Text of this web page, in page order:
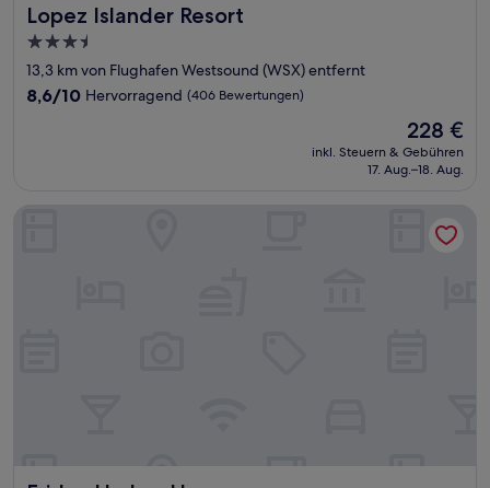
Lopez Islander Resort
Lopez Islander Resort
3.5-
Sterne-
Unterkunft
13,3 km von Flughafen Westsound (WSX) entfernt
8.6
8,6/10 Hervorragend (406 Bewertungen)
Der
Preis
beträgt
228 €
inkl. Steuern & Gebühren
17. Aug.–18. Aug.